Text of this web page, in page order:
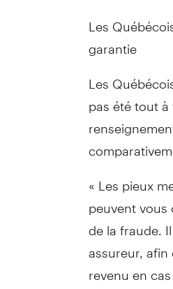
Les
garantie
Les
pas été tout
« Les pieux
peuvent
de la fraude.
assureur,
revenu en